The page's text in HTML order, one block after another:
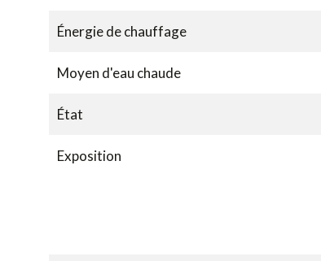
Énergie de chauffage
Moyen d'eau chaude
État
Exposition